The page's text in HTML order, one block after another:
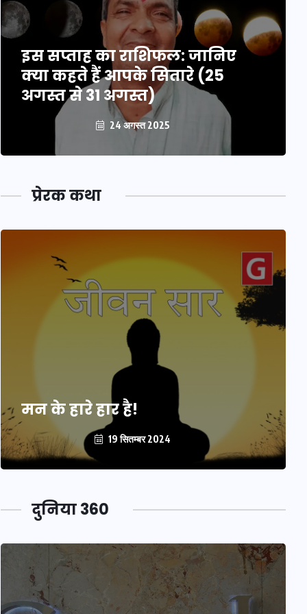
इस सप्ताह का राशिफल: जानिए
क्या कहते हैं आपके सितारे (25
अगस्त से 31 अगस्त)
24 अगस्त 2025
प्रेरक कथा
मन के हारे हार है!
19 सितम्बर 2024
दुनिया 360